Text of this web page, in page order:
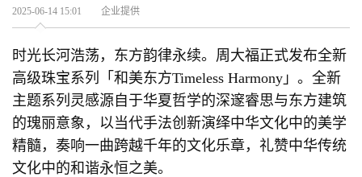
2025-06-14 15:01 企业提供
时光长河浩荡，东方韵律永续。周大福正式发布全新
高级珠宝系列「和美东方Timeless Harmony」。全新
主题系列灵感源自于华夏哲学的深邃睿思与东方建筑
的瑰丽意象，以当代手法创新演绎中华文化中的美学
精髓，奏响一曲跨越千年的文化乐章，礼赞中华传统
文化中的和谐永恒之美。